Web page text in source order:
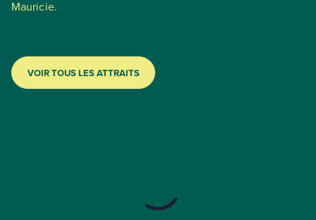
Mauricie.
VOIR TOUS LES ATTRAITS